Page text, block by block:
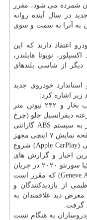
شمرده می شود، مقرر
در سال آینده روانه
به آنرا به سمت و سوی
اعتقاد دارند كه این
تویوتا هایلندر،
دیگر از شاسی بلندهای
خودروی جدید
پیشرانه ۲.۴ لیتری قدرت موتور ۱۸۵ اسب بخار و ۲۴۲ نیوتن متر
سیستم انتقال قدرت اتوماتیك ۶ سرعته دیفرانسیل جلو (چرخ
های جلو محرك) ترمز چهار دیسك و مجهز به سیستم ABS گارانتی
۱۰ ساله معادل ۱۰۰ هزار مایل مسافت صفحه نمایش ۷ اینچی مجهز
به اندروید اتو (Android Auto) و اپل كار پلی (Apple CarPlay) شروع
حالا تازه ترین اخبار و گزارش های
انتشار یافته در وب سایت نشان میدهد كه كیا سورنتو ۲۰۲۰ در جریان
برگزاری نمایشگاه خودروی ژنو (Geneve Auto show) كه مقرر است
از بازدیدكنندگان و
دید علاقمندان به
گرفت.
به هنگام تست